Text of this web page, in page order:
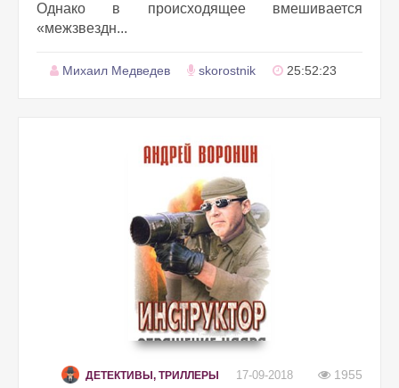
Однако в происходящее вмешивается
«межзвездн...
Михаил Медведев skorostnik 25:52:23
ДЕТЕКТИВЫ, ТРИЛЛЕРЫ 17-09-2018 1955